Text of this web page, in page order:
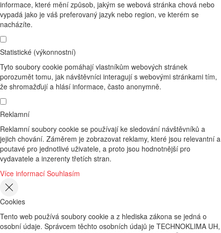
informace, které mění způsob, jakým se webová stránka chová nebo
vypadá jako je váš preferovaný jazyk nebo region, ve kterém se
nacházíte.
Statistické (výkonnostní)
Tyto soubory cookie pomáhají vlastníkům webových stránek
porozumět tomu, jak návštěvníci interagují s webovými stránkami tím,
že shromažďují a hlásí informace, často anonymně.
Reklamní
Reklamní soubory cookie se používají ke sledování návštěvníků a
jejich chování. Záměrem je zobrazovat reklamy, které jsou relevantní a
poutavé pro jednotlivé uživatele, a proto jsou hodnotnější pro
vydavatele a inzerenty třetích stran.
Více informací Souhlasím
Cookies
Tento web používá soubory cookie a z hlediska zákona se jedná o
osobní údaje. Správcem těchto osobních údajů je TECHNOKLIMA UH,